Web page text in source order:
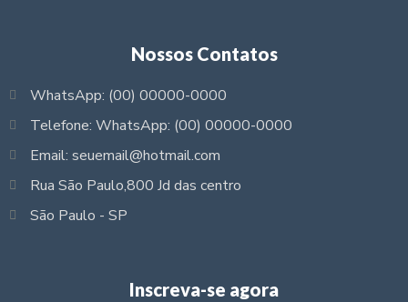
Nossos Contatos
WhatsApp: (00) 00000-0000
Telefone: WhatsApp: (00) 00000-0000
Email: seuemail@hotmail.com
Rua São Paulo,800 Jd das centro
São Paulo - SP
Inscreva-se agora